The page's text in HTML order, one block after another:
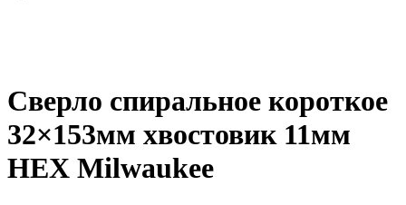
Сверло спиральное короткое
32×153мм хвостовик 11мм
HEX Milwaukee